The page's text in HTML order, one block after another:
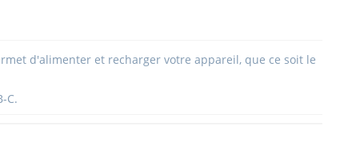
d'alimenter et recharger votre appareil, que ce soit le
C.